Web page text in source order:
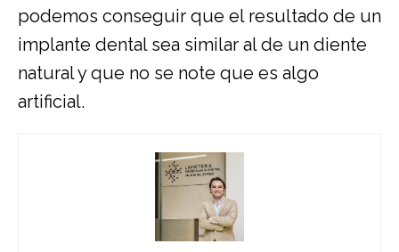
podemos conseguir que el resultado de un
implante dental sea similar al de un diente
natural y que no se note que es algo
artificial.